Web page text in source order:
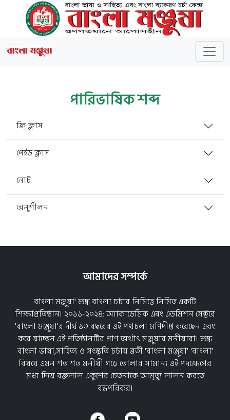
পারিভাষিক শব্দ
ফ্রি ক্লাস
পেইড ক্লাস
নোট
অনুশীলন
আমাদের সম্পর্কে
বাংলা মঞ্জুষা' শুদ্ধ বাংলা চর্চার নিমিত্তে নির্মিত একটি
শিক্ষাপ্রতিষ্ঠান। ২০১১-২০২৪; অ্যাকাডেমিক এবং এডমিশন সেক্টরে
'বাংলা মঞ্জুষা'র দীর্ঘ ১৩ বছরের এই পথচলা মণিদীপ্ত করেছেন এবং
করে যাচ্ছেন এই প্রতিষ্ঠানটির প্রাণ অর্থাৎ মঞ্জুষার মনীষারা। শুদ্ধ
বাংলা ভাষা,সাহিত্য ও সংস্কৃতি চর্চায় ব্রতী 'বাংলা মঞ্জুষা' 'বাংলা'
বিষয়ে এমন শত শত মনীষী গড়ে তোলার সামান্য এই পদক্ষেপের
মধ্য দিয়ে রক্তলাল একুশের চেতনাকে আমৃত্যু লালন করতে
বদ্ধপরিকর।